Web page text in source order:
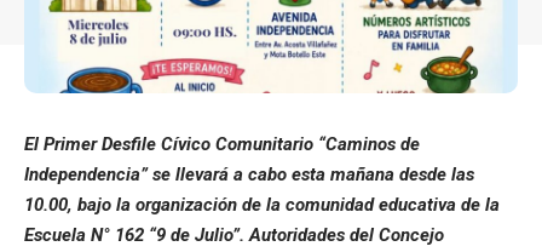
El Primer Desfile Cívico Comunitario “Caminos de
Independencia” se llevará a cabo esta mañana desde las
10.00, bajo la organización de la comunidad educativa de la
Escuela N° 162 “9 de Julio”. Autoridades del Concejo